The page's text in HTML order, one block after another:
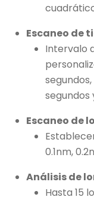
Escaneo de
Intervalo
segundos,
segundos
Escaneo de
0.1nm,
Análisis de
Hasta 15